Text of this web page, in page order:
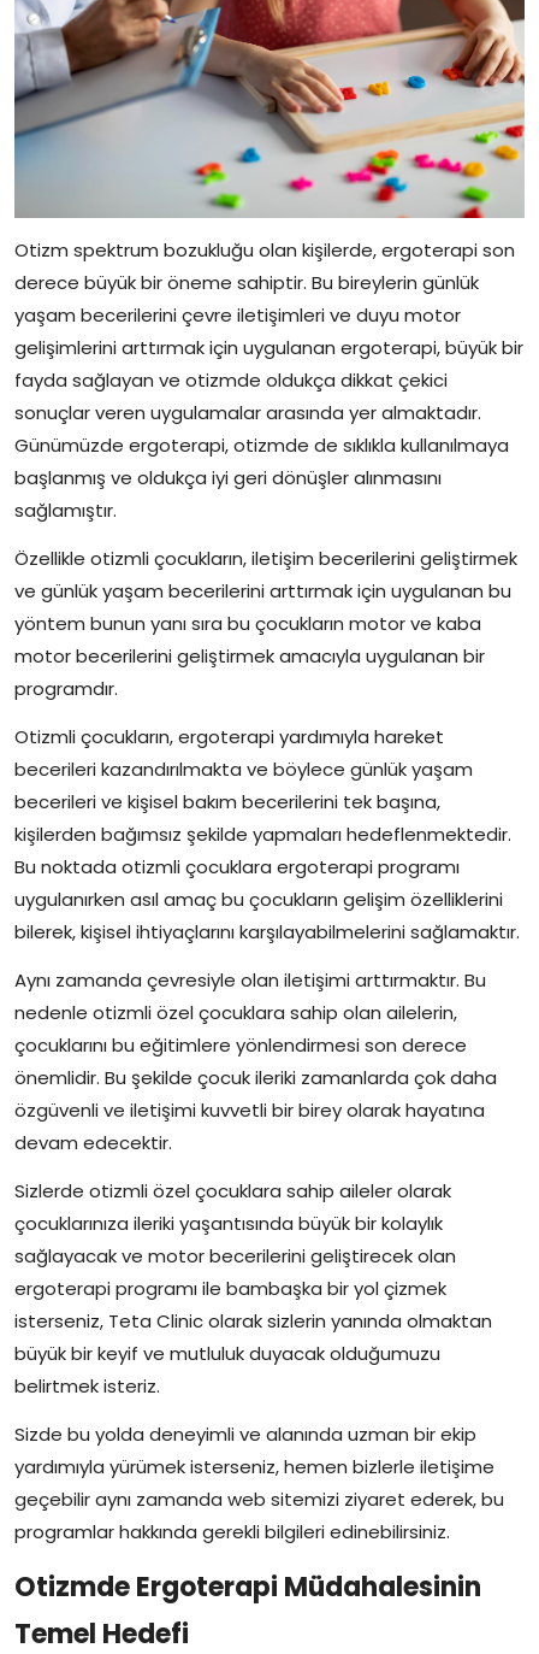
Otizm spektrum bozukluğu olan kişilerde, ergoterapi son
derece büyük bir öneme sahiptir. Bu bireylerin günlük
yaşam becerilerini çevre iletişimleri ve duyu motor
gelişimlerini arttırmak için uygulanan ergoterapi, büyük bir
fayda sağlayan ve otizmde oldukça dikkat çekici
sonuçlar veren uygulamalar arasında yer almaktadır.
Günümüzde ergoterapi, otizmde de sıklıkla kullanılmaya
başlanmış ve oldukça iyi geri dönüşler alınmasını
sağlamıştır.
Özellikle otizmli çocukların, iletişim becerilerini geliştirmek
ve günlük yaşam becerilerini arttırmak için uygulanan bu
yöntem bunun yanı sıra bu çocukların motor ve kaba
motor becerilerini geliştirmek amacıyla uygulanan bir
programdır.
Otizmli çocukların, ergoterapi yardımıyla hareket
becerileri kazandırılmakta ve böylece günlük yaşam
becerileri ve kişisel bakım becerilerini tek başına,
kişilerden bağımsız şekilde yapmaları hedeflenmektedir.
Bu noktada otizmli çocuklara ergoterapi programı
uygulanırken asıl amaç bu çocukların gelişim özelliklerini
bilerek, kişisel ihtiyaçlarını karşılayabilmelerini sağlamaktır.
Aynı zamanda çevresiyle olan iletişimi arttırmaktır. Bu
nedenle otizmli özel çocuklara sahip olan ailelerin,
çocuklarını bu eğitimlere yönlendirmesi son derece
önemlidir. Bu şekilde çocuk ileriki zamanlarda çok daha
özgüvenli ve iletişimi kuvvetli bir birey olarak hayatına
devam edecektir.
Sizlerde otizmli özel çocuklara sahip aileler olarak
çocuklarınıza ileriki yaşantısında büyük bir kolaylık
sağlayacak ve motor becerilerini geliştirecek olan
ergoterapi programı ile bambaşka bir yol çizmek
isterseniz, Teta Clinic olarak sizlerin yanında olmaktan
büyük bir keyif ve mutluluk duyacak olduğumuzu
belirtmek isteriz.
Sizde bu yolda deneyimli ve alanında uzman bir ekip
yardımıyla yürümek isterseniz, hemen bizlerle iletişime
geçebilir aynı zamanda web sitemizi ziyaret ederek, bu
programlar hakkında gerekli bilgileri edinebilirsiniz.
Otizmde Ergoterapi Müdahalesinin
Temel Hedefi